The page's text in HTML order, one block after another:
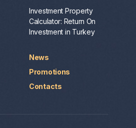
Investment Property
Calculator: Return On
Investment in Turkey
News
Promotions
Contacts